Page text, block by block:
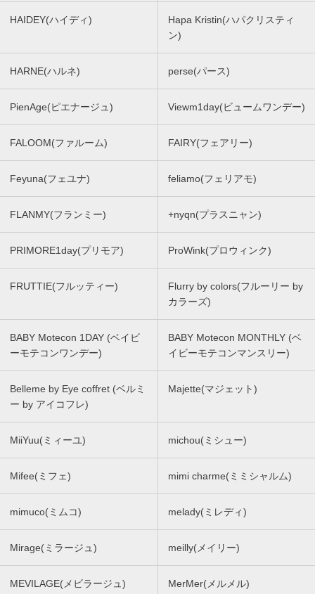
HAIDEY(ハイディ)
Hapa Kristin(ハパクリスティ
ン)
HARNE(ハルネ) perse(パース)
PienAge(ピエナージュ) Viewm1day(ビュームワンデー)
FALOOM(ファルーム) FAIRY(フェアリー)
Feyuna(フェユナ) feliamo(フェリアモ)
FLANMY(フランミー) +nyqn(プラスニャン)
PRIMORE1day(プリモア) ProWink(プロウィンク)
FRUTTIE(フルッティー)
Flurry by colors(フルーリー by
カラーズ)
BABY Motecon 1DAY (ベイビ
ーモテコンワンデー)
BABY Motecon MONTHLY (ベ
イビーモテコンマンスリー)
Belleme by Eye coffret (ベルミ
ー by アイコフレ)
Majette(マジェット)
MiiYuu(ミィーユ) michou(ミシュー)
Mifee(ミフェ) mimi charme(ミミシャルム)
mimuco(ミムコ) melady(ミレディ)
Mirage(ミラージュ) meilly(メイリー)
MEVILAGE(メビラージュ) MerMer(メルメル)